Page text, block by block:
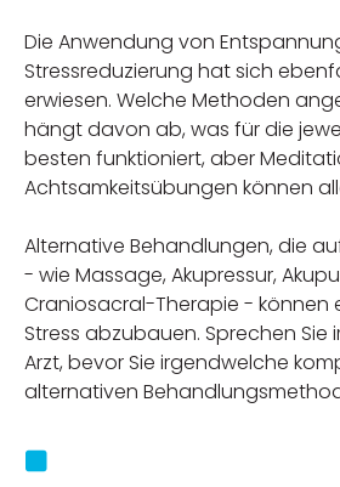
Die Anwendung von
Stressreduzierung hat sich
erwiesen. Welche Methoden
hängt davon ab, was für die
besten funktioniert, aber
Achtsamkeitsübungen können
Alternative Behandlungen, die
- wie Massage, Akupressur,
Craniosacral-Therapie - können
Stress abzubauen. Sprechen Sie
Arzt, bevor Sie irgendwelche
alternativen